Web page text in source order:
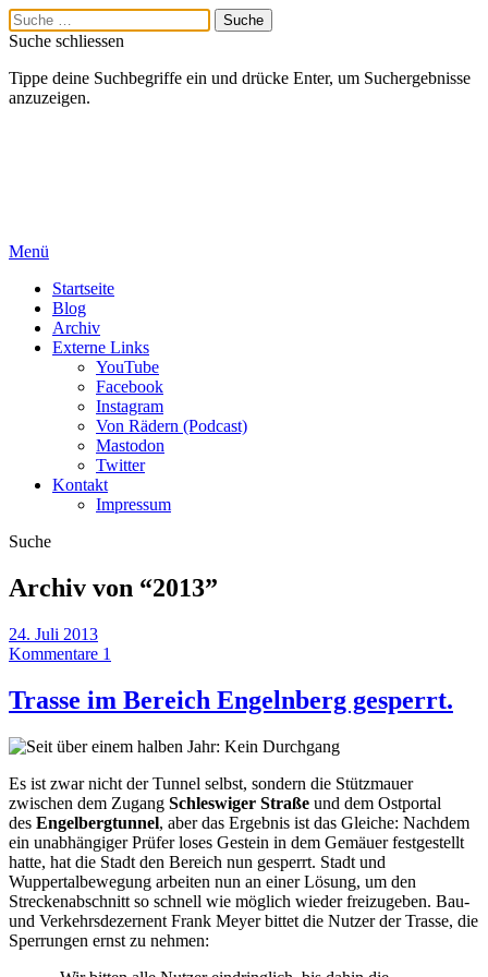
Suche schliessen
Tippe deine Suchbegriffe ein und drücke Enter, um Suchergebnisse
anzuzeigen.
Menü
Startseite
Blog
Archiv
Externe Links
YouTube
Facebook
Instagram
Von Rädern (Podcast)
Mastodon
Twitter
Kontakt
Impressum
Suche
Archiv von “2013”
24. Juli 2013
Kommentare 1
Trasse im Bereich Engelnberg gesperrt.
Es ist zwar nicht der Tunnel selbst, sondern die Stützmauer
zwischen dem Zugang Schleswiger Straße und dem Ostportal
des Engelbergtunnel, aber das Ergebnis ist das Gleiche: Nachdem
ein unabhängiger Prüfer loses Gestein in dem Gemäuer festgestellt
hatte, hat die Stadt den Bereich nun gesperrt. Stadt und
Wuppertalbewegung arbeiten nun an einer Lösung, um den
Streckenabschnitt so schnell wie möglich wieder freizugeben. Bau-
und Verkehrsdezernent Frank Meyer bittet die Nutzer der Trasse, die
Sperrungen ernst zu nehmen: